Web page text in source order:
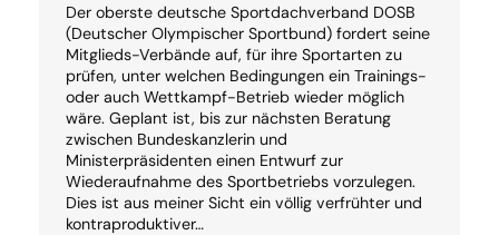
Der oberste deutsche Sportdachverband DOSB
(Deutscher Olympischer Sportbund) fordert seine
Mitglieds-Verbände auf, für ihre Sportarten zu
prüfen, unter welchen Bedingungen ein Trainings-
oder auch Wettkampf-Betrieb wieder möglich
wäre. Geplant ist, bis zur nächsten Beratung
zwischen Bundeskanzlerin und
Ministerpräsidenten einen Entwurf zur
Wiederaufnahme des Sportbetriebs vorzulegen.
Dies ist aus meiner Sicht ein völlig verfrühter und
kontraproduktiver…